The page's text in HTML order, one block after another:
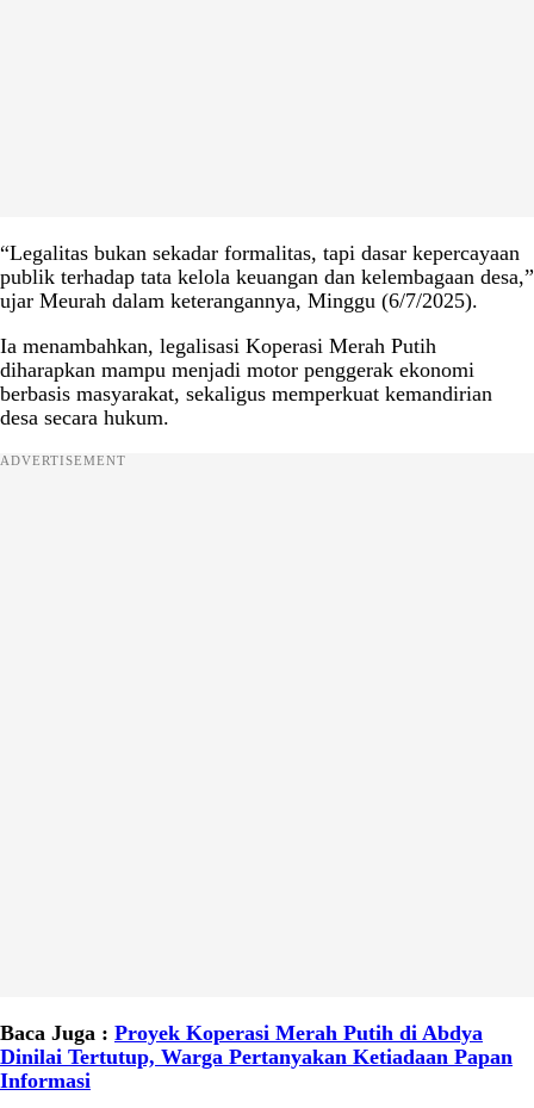
“Legalitas bukan sekadar formalitas, tapi dasar kepercayaan
publik terhadap tata kelola keuangan dan kelembagaan desa,”
ujar Meurah dalam keterangannya, Minggu (6/7/2025).
Ia menambahkan, legalisasi Koperasi Merah Putih
diharapkan mampu menjadi motor penggerak ekonomi
berbasis masyarakat, sekaligus memperkuat kemandirian
desa secara hukum.
ADVERTISEMENT
Baca Juga : Proyek Koperasi Merah Putih di Abdya
Dinilai Tertutup, Warga Pertanyakan Ketiadaan Papan
Informasi